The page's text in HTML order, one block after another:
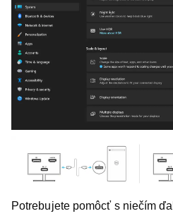
Potrebujete pomôcť s niečím